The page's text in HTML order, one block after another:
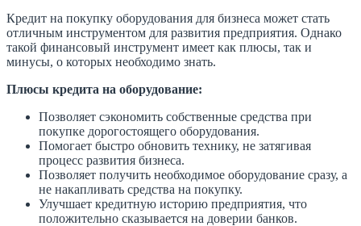
Кредит на покупку оборудования для бизнеса может стать
отличным инструментом для развития предприятия. Однако
такой финансовый инструмент имеет как плюсы, так и
минусы, о которых необходимо знать.
Плюсы кредита на оборудование:
Позволяет сэкономить собственные средства при
покупке дорогостоящего оборудования.
Помогает быстро обновить технику, не затягивая
процесс развития бизнеса.
Позволяет получить необходимое оборудование сразу, а
не накапливать средства на покупку.
Улучшает кредитную историю предприятия, что
положительно сказывается на доверии банков.